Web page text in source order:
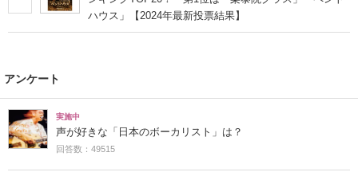
ハウス」【2024年最新投票結果】
アンケート
実施中
声が好きな「日本のボーカリスト」は？
回答数：49515